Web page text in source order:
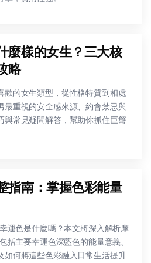
麼樣的女生？三大核
略
歡的女生類型，從性格特質到相處
最重視的安全感來源、約會禁忌與
與常見疑問解答，幫助你抓住巨蟹
指南：掌握色彩能量
運色是什麼嗎？本文將深入解析摩
括主要幸運色深藍色的能量意義、
如何將這些色彩融入日常生活提升